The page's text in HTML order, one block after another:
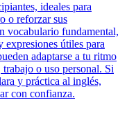
ideales para
o reforzar sus
vocabulario fundamental,
útiles para
adaptarse a tu ritmo
trabajo o uso personal. Si
y práctica al inglés,
con confianza.